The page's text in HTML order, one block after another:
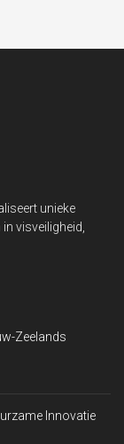
unieke
visveiligheid,
Zeelands
Innovatie